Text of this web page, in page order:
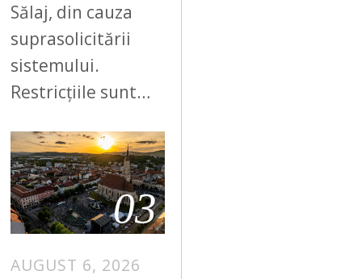
Sălaj, din cauza
suprasolicitării
sistemului.
Restricțiile sunt…
03
AUGUST 6, 2026